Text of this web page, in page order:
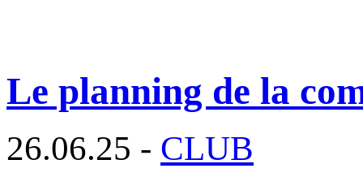
Le planning de la
26.06.25 - CLUB